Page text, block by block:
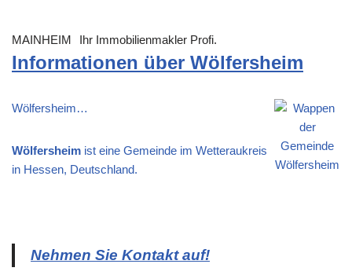
MAINHEIM Ihr Immobilienmakler Profi.
Informationen über Wölfersheim
Wölfersheim…
Wölfersheim ist eine Gemeinde im Wetteraukreis
in Hessen, Deutschland.
Nehmen Sie Kontakt auf!